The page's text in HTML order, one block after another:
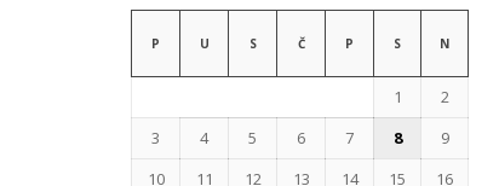
P U S Č P S N
1
2
3
4 5 6 7 8
9
10
11 12 13 14 15
16